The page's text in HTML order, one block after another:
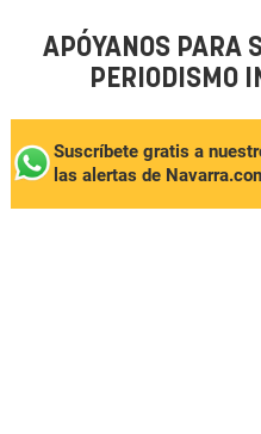
APÓYANOS PARA
PERIODISMO
Suscríbete gratis a
las alertas de